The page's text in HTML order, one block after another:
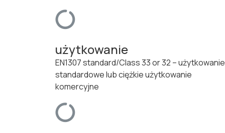
użytkowanie
EN1307 standard/Class 33 or 32 – użytkowanie
standardowe lub ciężkie użytkowanie
komercyjne